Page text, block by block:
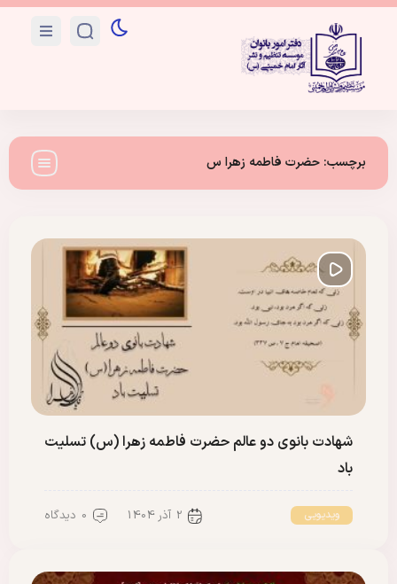
برچسب: حضرت فاطمه زهرا س
شهادت بانوی دو عالم حضرت فاطمه زهرا (س) تسلیت
باد
ویدیویی 2 آذر 1404 0 دیدگاه